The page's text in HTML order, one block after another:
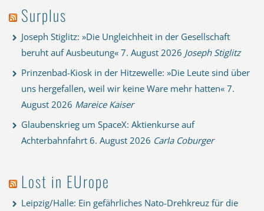
Surplus
Joseph Stiglitz: »Die Ungleichheit in der Gesellschaft
beruht auf Ausbeutung« 7. August 2026 Joseph Stiglitz
Prinzenbad-Kiosk in der Hitzewelle: »Die Leute sind über
uns hergefallen, weil wir keine Ware mehr hatten« 7.
August 2026 Mareice Kaiser
Glaubenskrieg um SpaceX: Aktienkurse auf
Achterbahnfahrt 6. August 2026 Carla Coburger
Lost in EUrope
Leipzig/Halle: Ein gefährliches Nato-Drehkreuz für die